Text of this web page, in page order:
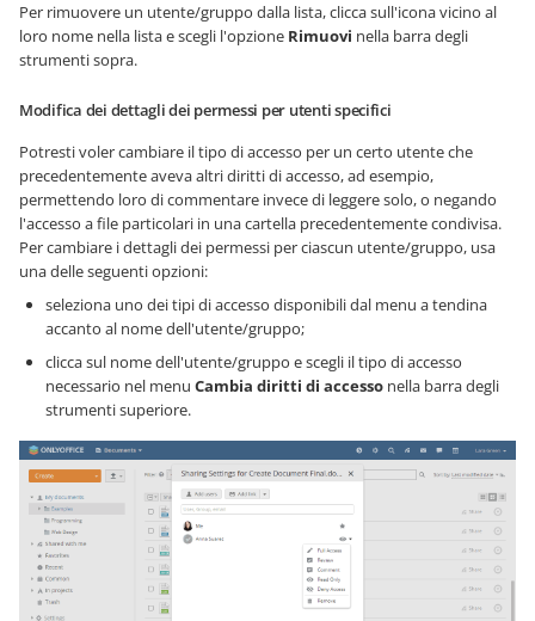
Per rimuovere un utente/gruppo dalla lista, clicca sull'icona vicino al
loro nome nella lista e scegli l'opzione Rimuovi nella barra degli
strumenti sopra.
Modifica dei dettagli dei permessi per utenti specifici
Potresti voler cambiare il tipo di accesso per un certo utente che
precedentemente aveva altri diritti di accesso, ad esempio,
permettendo loro di commentare invece di leggere solo, o negando
l'accesso a file particolari in una cartella precedentemente condivisa.
Per cambiare i dettagli dei permessi per ciascun utente/gruppo, usa
una delle seguenti opzioni:
seleziona uno dei tipi di accesso disponibili dal menu a tendina
accanto al nome dell'utente/gruppo;
clicca sul nome dell'utente/gruppo e scegli il tipo di accesso
necessario nel menu Cambia diritti di accesso nella barra degli
strumenti superiore.